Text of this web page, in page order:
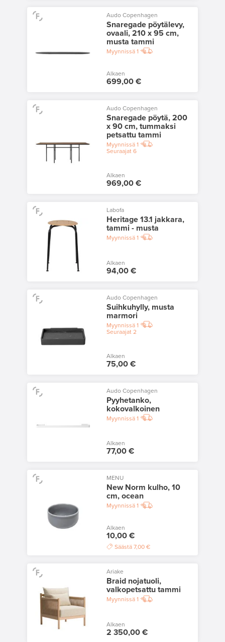
Audo Copenhagen
Snaregade pöytälevy,
ovaali, 210 x 95 cm,
musta tammi
Myynnissä1
Alkaen
699,00 €
Audo Copenhagen
Snaregade pöytä, 200
x 90 cm, tummaksi
petsattu tammi
Myynnissä1
Seuraajat6
Alkaen
969,00 €
Labofa
Heritage 13.1 jakkara,
tammi - musta
Myynnissä1
Alkaen
94,00 €
Audo Copenhagen
Suihkuhylly, musta
marmori
Myynnissä1
Seuraajat 2
Alkaen
75,00 €
Audo Copenhagen
Pyyhetanko,
kokovalkoinen
Myynnissä1
Alkaen
77,00 €
MENU
New Norm kulho, 10
cm, ocean
Myynnissä1
Alkaen
10,00 €
Säästä 7,00 €
Ariake
Braid nojatuoli,
valkopetsattu tammi
Myynnissä1
Alkaen
2 350,00 €